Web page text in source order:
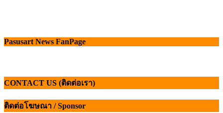
Pasusart News FanPage
CONTACT US (ติดต่อเรา)
ติดต่อโฆษณา / Sponsor